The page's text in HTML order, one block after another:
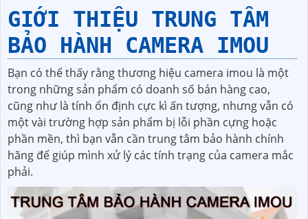
GIỚI THIỆU TRUNG TÂM
BẢO HÀNH CAMERA IMOU
Bạn có thể thấy rằng thương hiệu camera imou là một
trong những sản phẩm có doanh số bán hàng cao,
cũng như là tính ổn định cực kì ấn tượng, nhưng vẫn có
một vài trường hợp sản phẩm bị lỗi phần cựng hoặc
phần mền, thì bạn vẫn cần trung tâm bảo hành chính
hãng để giúp mình xử lý các tính trạng của camera mắc
phải.